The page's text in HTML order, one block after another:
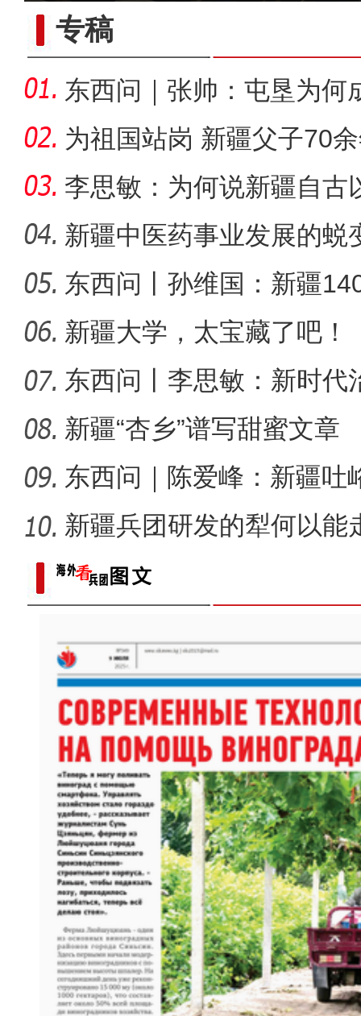
侨乡故事 | “新疆花儿
专稿
东西问｜张帅：屯垦为何
千年良
为祖国站岗 新疆父子70
李思敏：为何说新疆自古
可分割
新疆中医药事业发展的蜕
东西问丨孙维国：新疆
了什么？
新疆大学，太宝藏了吧！
东西问丨李思敏：新时代
新疆“杏乡”谱写甜蜜文章
东西问｜陈爱峰：新疆吐
汇见证
新疆兵团研发的犁何以能